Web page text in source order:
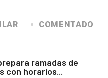
COMENTADO
ramadas de
con horarios...